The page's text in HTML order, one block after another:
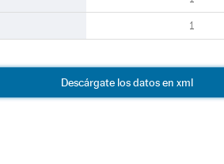
1
Descárgate los datos en xml